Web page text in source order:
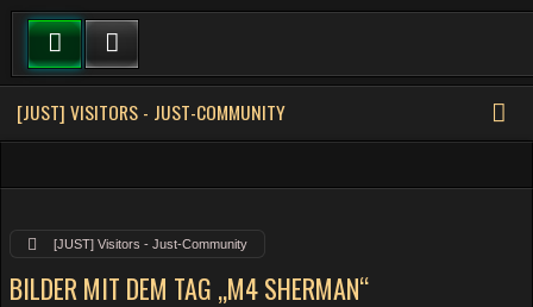
[JUST] VISITORS - JUST-COMMUNITY
[JUST] Visitors - Just-Community
BILDER MIT DEM TAG „M4 SHERMAN“